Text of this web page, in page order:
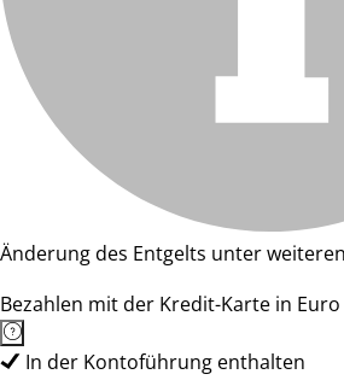
Änderung des Entgelts unter
Bezahlen mit der Kredit-Karte in Euro
In der Kontoführung enthalten